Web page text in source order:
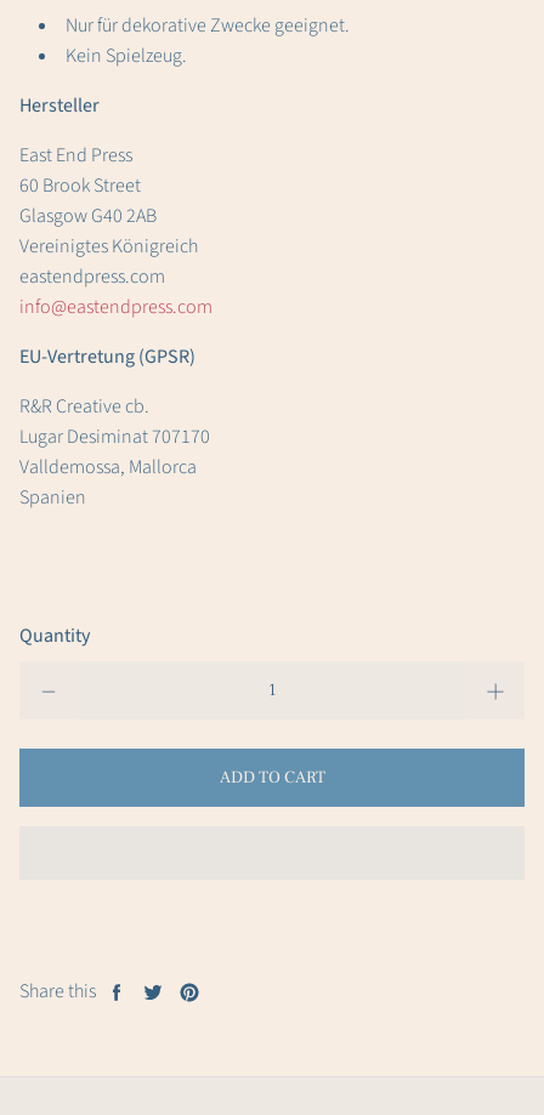
Nur für dekorative Zwecke geeignet.
Kein Spielzeug.
Hersteller
East End Press
60 Brook Street
Glasgow G40 2AB
Vereinigtes Königreich
eastendpress.com
info@eastendpress.com
EU-Vertretung (GPSR)
R&R Creative cb.
Lugar Desiminat 707170
Valldemossa, Mallorca
Spanien
Quantity
ADD TO CART
Share this
Share Tweet